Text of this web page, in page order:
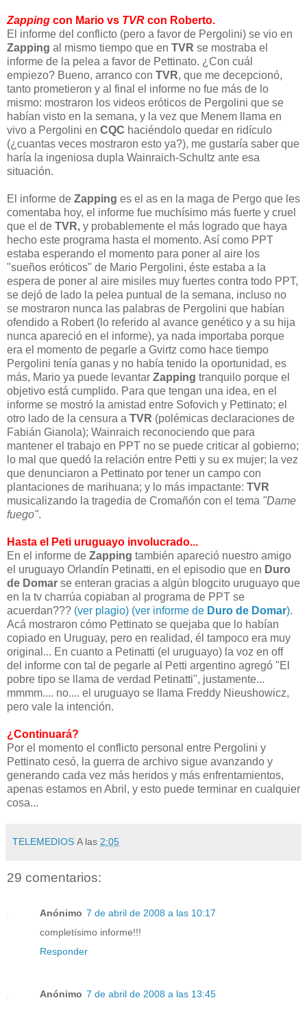
Zapping con Mario vs TVR con Roberto.
El informe del conflicto (pero a favor de Pergolini) se vio en
Zapping al mismo tiempo que en TVR se mostraba el
informe de la pelea a favor de Pettinato. ¿Con cuál
empiezo? Bueno, arranco con TVR, que me decepcionó,
tanto prometieron y al final el informe no fue más de lo
mismo: mostraron los videos eróticos de Pergolini que se
habían visto en la semana, y la vez que Menem llama en
vivo a Pergolini en CQC haciéndolo quedar en ridículo
(¿cuantas veces mostraron esto ya?), me gustaría saber que
haría la ingeniosa dupla Wainraich-Schultz ante esa
situación.
El informe de Zapping es el as en la maga de Pergo que les
comentaba hoy, el informe fue muchísimo más fuerte y cruel
que el de TVR, y probablemente el más logrado que haya
hecho este programa hasta el momento. Así como PPT
estaba esperando el momento para poner al aire los
"sueños eróticos" de Mario Pergolini, éste estaba a la
espera de poner al aire misiles muy fuertes contra todo PPT,
se dejó de lado la pelea puntual de la semana, incluso no
se mostraron nunca las palabras de Pergolini que habían
ofendido a Robert (lo referido al avance genético y a su hija
nunca apareció en el informe), ya nada importaba porque
era el momento de pegarle a Gvirtz como hace tiempo
Pergolini tenía ganas y no había tenido la oportunidad, es
más, Mario ya puede levantar Zapping tranquilo porque el
objetivo está cumplido. Para que tengan una idea, en el
informe se mostró la amistad entre Sofovich y Pettinato; el
otro lado de la censura a TVR (polémicas declaraciones de
Fabián Gianola); Wainraich reconociendo que para
mantener el trabajo en PPT no se puede criticar al gobierno;
lo mal que quedó la relación entre Petti y su ex mujer; la vez
que denunciaron a Pettinato por tener un campo con
plantaciones de marihuana; y lo más impactante: TVR
musicalizando la tragedia de Cromañón con el tema "Dame
fuego".
Hasta el Peti uruguayo involucrado...
En el informe de Zapping también apareció nuestro amigo
el uruguayo Orlandín Petinatti, en el episodio que en Duro
de Domar se enteran gracias a algún blogcito uruguayo que
en la tv charrúa copiaban al programa de PPT se
acuerdan??? (ver plagio) (ver informe de Duro de Domar).
Acá mostraron cómo Pettinato se quejaba que lo habían
copiado en Uruguay, pero en realidad, él tampoco era muy
original... En cuanto a Petinatti (el uruguayo) la voz en off
del informe con tal de pegarle al Petti argentino agregó "El
pobre tipo se llama de verdad Petinatti", justamente...
mmmm.... no.... el uruguayo se llama Freddy Nieushowicz,
pero vale la intención.
¿Continuará?
Por el momento el conflicto personal entre Pergolini y
Pettinato cesó, la guerra de archivo sigue avanzando y
generando cada vez más heridos y más enfrentamientos,
apenas estamos en Abril, y esto puede terminar en cualquier
cosa...
TELEMEDIOS A las 2:05
29 comentarios:
Anónimo 7 de abril de 2008 a las 10:17
completísimo informe!!!
Responder
Anónimo 7 de abril de 2008 a las 13:45